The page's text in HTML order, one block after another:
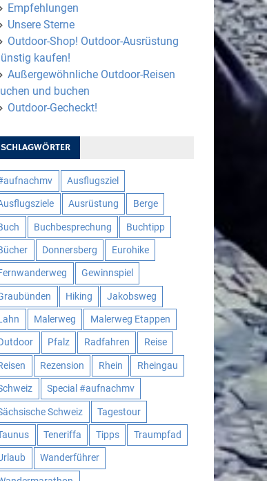
Empfehlungen
Unsere Sterne
Outdoor-Shop! Outdoor-Ausrüstung
kaufen!
Außergewöhnliche Outdoor-Reisen
und buchen
Outdoor-Gecheckt!
SCHLAGWÖRTER
Ausflugsziel
Ausrüstung Berge
Buchbesprechung Buchtipp
Donnersberg Eurohike
Gewinnspiel
Hiking Jakobsweg
Malerweg Malerweg Etappen
Pfalz Radfahren Reise
Rezension Rhein Rheingau
Special #aufnachmv
Schweiz Tagestour
Teneriffa Tipps Traumpfad
Wanderführer